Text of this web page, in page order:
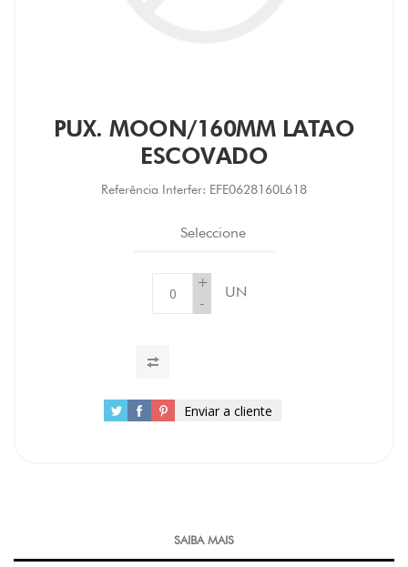
PUX. MOON/160MM LATAO
ESCOVADO
Referência Interfer: EFE0628160L618
Seleccione
+
-
UN
Enviar a cliente
SAIBA MAIS